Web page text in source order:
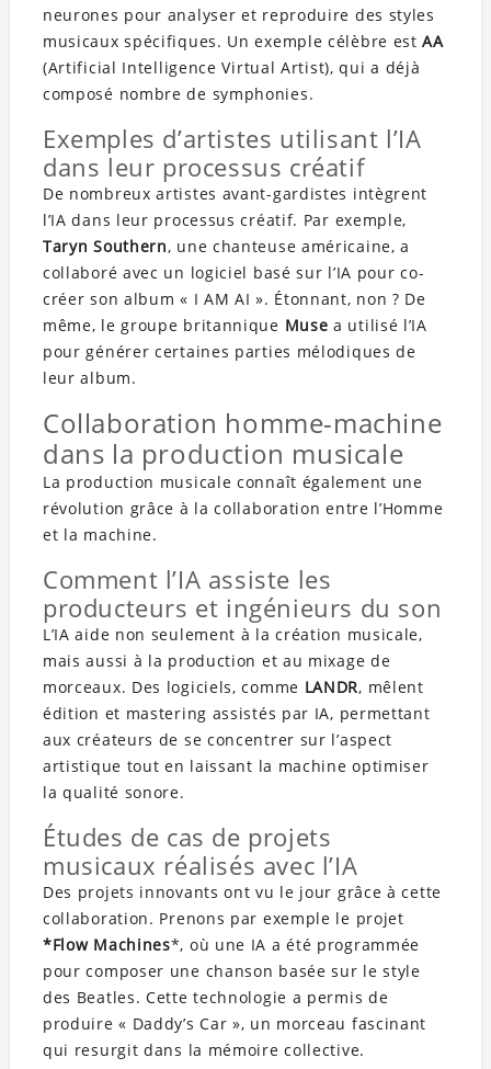
neurones pour analyser et reproduire des styles
musicaux spécifiques. Un exemple célèbre estAA
(Artificial Intelligence Virtual Artist), qui a déjà
composé nombre de symphonies.
Exemples d’artistes utilisant l’IA
dans leur processus créatif
De nombreux artistes avant-gardistes intègrent
l’IA dans leur processus créatif. Par exemple,
Taryn Southern, une chanteuse américaine, a
collaboré avec un logiciel basé sur l’IA pour co-
créer son album « I AM AI ». Étonnant, non ? De
même, le groupe britannique Muse a utilisé l’IA
pour générer certaines parties mélodiques de
leur album.
Collaboration homme-machine
dans la production musicale
La production musicale connaît également une
révolution grâce à la collaboration entre l’Homme
et la machine.
Comment l’IA assiste les
producteurs et ingénieurs du son
L’IA aide non seulement à la création musicale,
mais aussi à la production et au mixage de
morceaux. Des logiciels, comme LANDR, mêlent
édition et mastering assistés par IA, permettant
aux créateurs de se concentrer sur l’aspect
artistique tout en laissant la machine optimiser
la qualité sonore.
Études de cas de projets
musicaux réalisés avec l’IA
Des projets innovants ont vu le jour grâce à cette
collaboration. Prenons par exemple le projet
*Flow Machines*, où une IA a été programmée
pour composer une chanson basée sur le style
des Beatles. Cette technologie a permis de
produire « Daddy’s Car », un morceau fascinant
qui resurgit dans la mémoire collective.